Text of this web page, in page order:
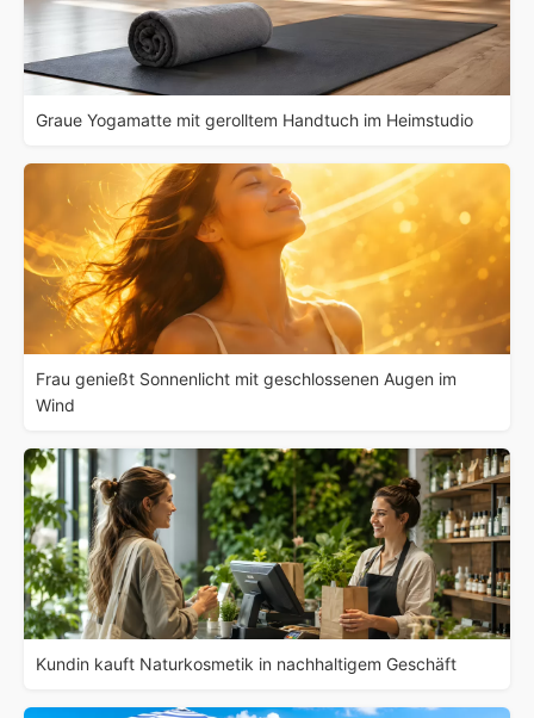
Graue Yogamatte mit gerolltem Handtuch im Heimstudio
Frau genießt Sonnenlicht mit geschlossenen Augen im
Wind
Kundin kauft Naturkosmetik in nachhaltigem Geschäft